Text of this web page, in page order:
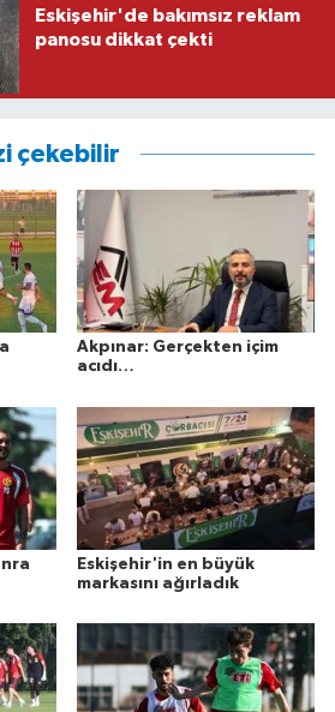
Eskişehir'de bakımsız reklam
panosu dikkat çekti
çekebilir
Akpınar: Gerçekten içim
acıdı…
Eskişehir'in en büyük
markasını ağırladık